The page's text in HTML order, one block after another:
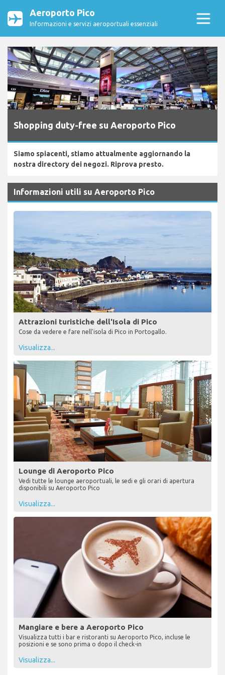
Aeroporto Pico
Informazioni e servizi aeroportuali essenziali
Shopping duty-free su Aeroporto Pico
Siamo spiacenti, stiamo attualmente aggiornando la
nostra directory dei negozi. Riprova presto.
Informazioni utili su Aeroporto Pico
Attrazioni turistiche dell'Isola di Pico
Cose da vedere e fare nell'isola di Pico in Portogallo.
Visualizza...
Lounge di Aeroporto Pico
Vedi tutte le lounge aeroportuali, le sedi e gli orari di apertura
disponibili su Aeroporto Pico
Visualizza...
Mangiare e bere a Aeroporto Pico
Visualizza tutti i bar e ristoranti su Aeroporto Pico, incluse le
posizioni e se sono prima o dopo il check-in
Visualizza...